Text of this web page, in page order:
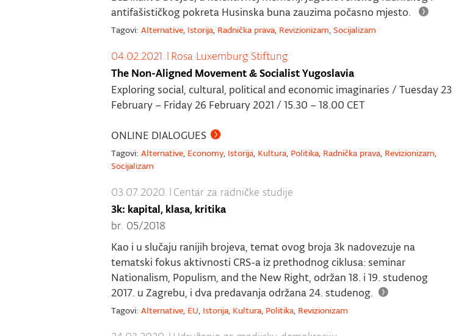
antifašističkog pokreta Husinska buna zauzima počasno mjesto.
Tagovi: Alternative, Istorija, Radnička prava, Revizionizam, Socijalizam
04.02.2021. | Rosa Luxemburg Stiftung
The Non-Aligned Movement & Socialist Yugoslavia
Exploring social, cultural, political and economic imaginaries / Tuesday 23
February – Friday 26 February 2021 / 15.30 – 18.00 CET
ONLINE DIALOGUES
Tagovi: Alternative, Economy, Istorija, Kultura, Politika, Radnička prava, Revizionizam,
Socijalizam
03.07.2020. | Centar za radničke studije
3k: kapital, klasa, kritika
br. 05/2018
Kao i u slučaju ranijih brojeva, temat ovog broja 3k nadovezuje na
tematski fokus aktivnosti CRS-a iz prethodnog ciklusa: seminar
Nationalism, Populism, and the New Right, održan 18. i 19. studenog
2017. u Zagrebu, i dva predavanja održana 24. studenog.
Tagovi: Alternative, EU, Istorija, Kultura, Politika, Revizionizam